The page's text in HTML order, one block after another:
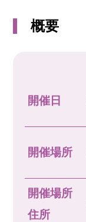
概要
開催日
開催場所
開催場所
住所